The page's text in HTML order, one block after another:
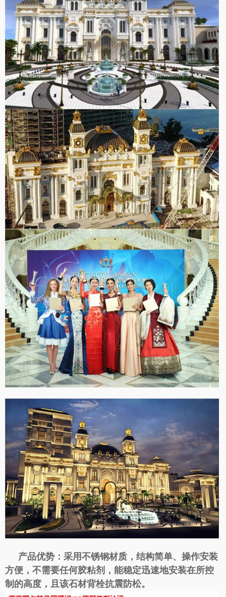
产品优势： 采用不锈钢材质，结构简单、操作安装
方便，不需要任何胶粘剂，能稳定迅速地安装在所控
制的高度 ，且该石材背栓抗震防松。